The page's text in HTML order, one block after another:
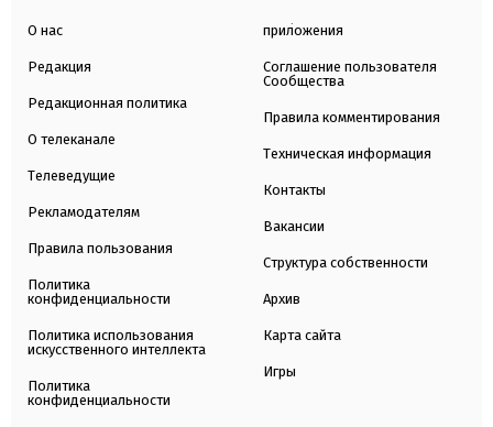
О нас
Редакция
Редакционная политика
О телеканале
Телеведущие
Рекламодателям
Правила пользования
Политика
конфиденциальности
Политика использования
искусственного интеллекта
Политика
конфиденциальности
приложения
Соглашение пользователя
Сообщества
Правила комментирования
Техническая информация
Контакты
Вакансии
Структура собственности
Архив
Карта сайта
Игры